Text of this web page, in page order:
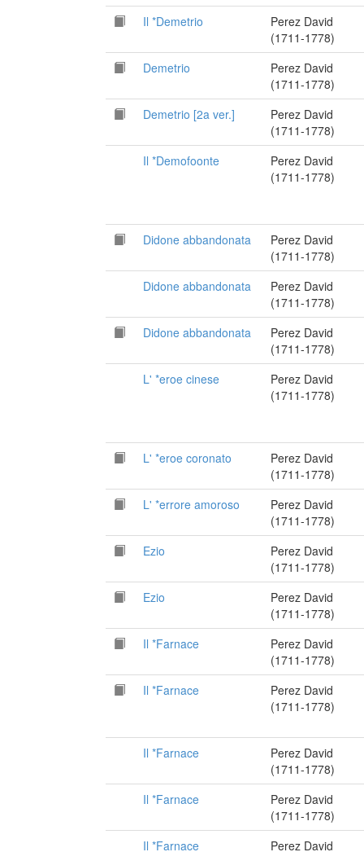
Il *Demetrio
Perez David
(1711-1778)
Demetrio
Perez David
(1711-1778)
Demetrio [2a ver.]
Perez David
(1711-1778)
Il *Demofoonte
Perez David
(1711-1778)
Didone abbandonata
Perez David
(1711-1778)
Didone abbandonata
Perez David
(1711-1778)
Didone abbandonata
Perez David
(1711-1778)
L' *eroe cinese
Perez David
(1711-1778)
L' *eroe coronato
Perez David
(1711-1778)
L' *errore amoroso
Perez David
(1711-1778)
Ezio
Perez David
(1711-1778)
Ezio
Perez David
(1711-1778)
Il *Farnace
Perez David
(1711-1778)
Il *Farnace
Perez David
(1711-1778)
Il *Farnace
Perez David
(1711-1778)
Il *Farnace
Perez David
(1711-1778)
Il *Farnace
Perez David